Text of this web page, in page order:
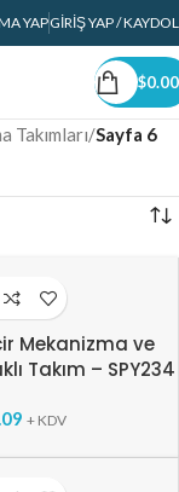
YAPGIRIŞ YAP / KAYDOL
$0.00
Takımları/Sayfa 6
Mekanizma ve
Takım – SPY234
+ KDV